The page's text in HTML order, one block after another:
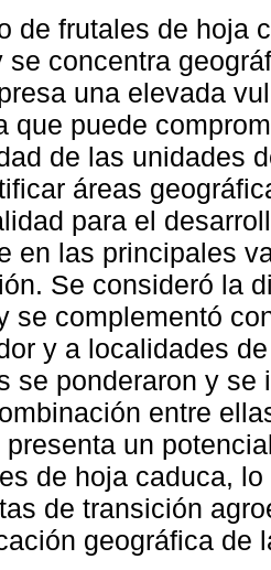
de frutales de hoja
se concentra
una elevada
que puede
de las unidades
áreas
para el
en las principales
Se consideró la
se complementó
y a localidades
se ponderaron y se
entre
presenta un
de hoja caduca,
de transición
geográfica de